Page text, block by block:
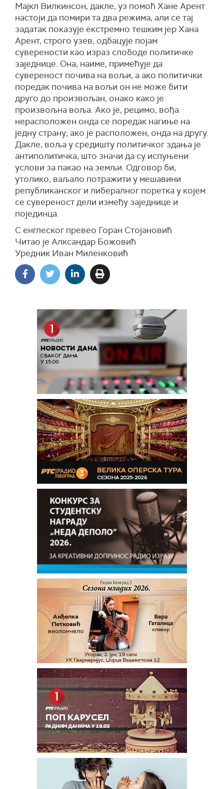
Мајкл Вилкинсон, дакле, уз помоћ Хане Арент
настоји да помири та два режима, али се тај
задатак показује екстремно тeшким јер Хана
Арент, строго узев, одбацује појам
суверености као израз слободе политичке
заједнице. Она, наиме, примећује да
сувереност почива на вољи, а ако политички
поредак почива на вољи он не може бити
друго до произвољан, онако како је
произвољна воља. Ако је, рецимо, вођа
нерасположен онда се поредак нагиње на
једну страну; ако је расположен, онда на другу.
Дакле, воља у средишту политичког здања је
антиполитичка, што значи да су испуњени
услови за пакао на земљи. Одговор би,
утолико, ваљало потражити у мешавини
републиканског и либералног поретка у којем
се сувереност дели између заједнице и
појединца.
С енглеског превео Горан Стојановић
Читао је Алксандар Божовић
Уредник Иван Миленковић